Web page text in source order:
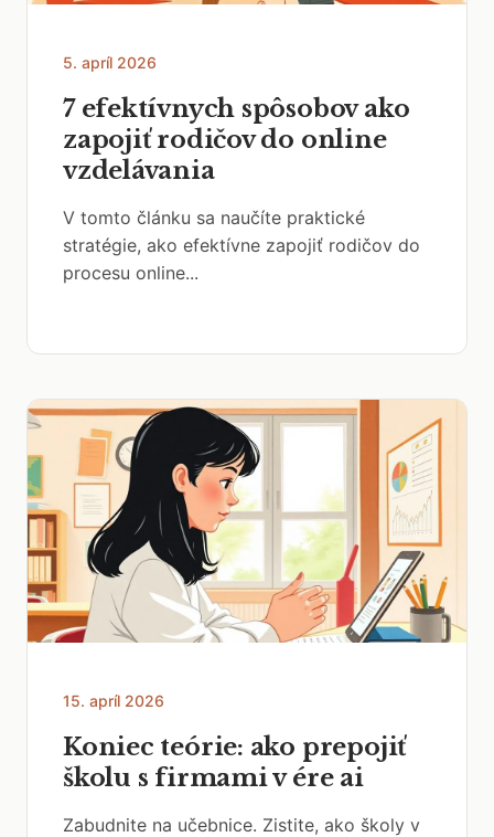
5. apríl 2026
7 efektívnych spôsobov ako
zapojiť rodičov do online
vzdelávania
V tomto článku sa naučíte praktické
stratégie, ako efektívne zapojiť rodičov do
procesu online...
15. apríl 2026
Koniec teórie: ako prepojiť
školu s firmami v ére ai
Zabudnite na učebnice. Zistite, ako školy v